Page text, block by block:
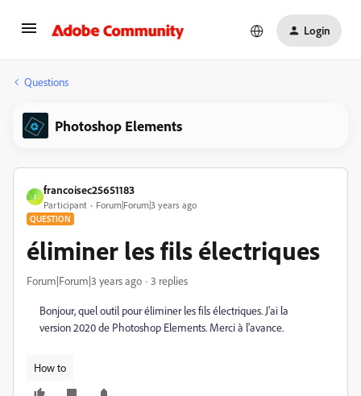
Login
Questions
Photoshop Elements
F
francoisec25651183
Participant Forum|Forum|3 years ago
QUESTION
éliminer les fils électriques
Forum|Forum|3 years ago 3 replies
Bonjour, quel outil pour éliminer les fils électriques. J'ai la
version 2020 de Photoshop Elements. Merci à l'avance.
How to